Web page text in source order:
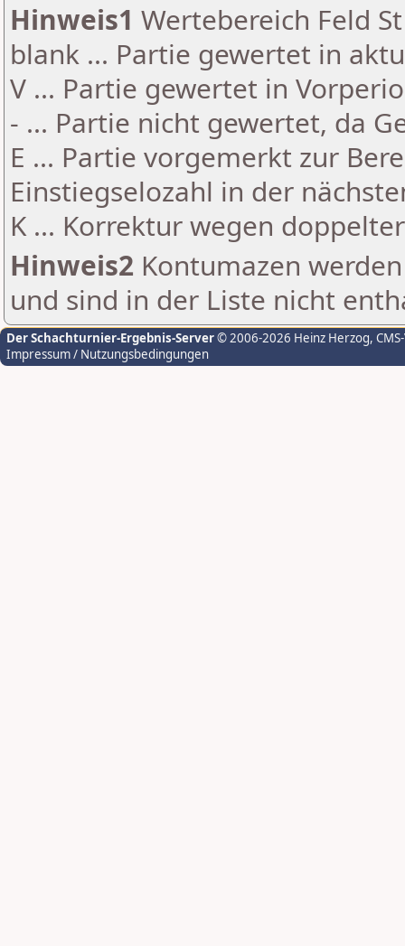
Hinweis1 Wertebereich Feld
blank ... Partie gewertet in
V ... Partie gewertet in
- ... Partie nicht gewertet, da
E ... Partie vorgemerkt zur
Einstiegselozahl in der
K ... Korrektur wegen
Hinweis2 Kontumazen
und sind in der Liste nicht
Der Schachturnier-Ergebnis-Server© 2006-2026 Heinz Herzog,
Impressum / Nutzungsbedingungen